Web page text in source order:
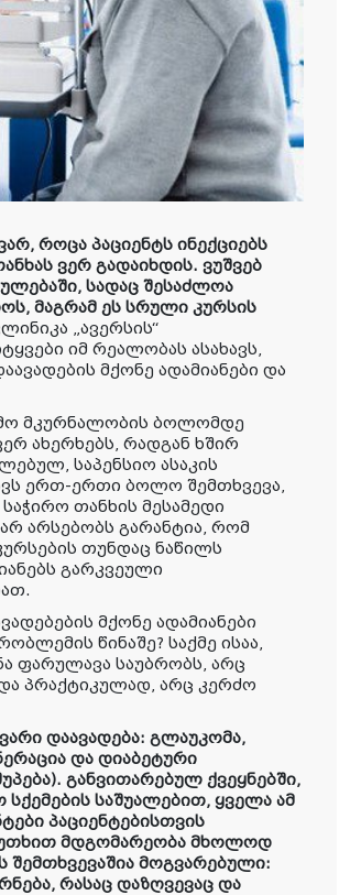
როცა პაციენტს ინექციებს
ვერ გადაიხდის. ვუშვებ
სადაც შესაძლოა
მაგრამ ეს სრული კურსის
„ავერსის“
იმ რეალობას ასახავს,
მქონე ადამიანები და
მკურნალობის ბოლომდე
ახერხებს, რადგან ხშირ
საპენსიო ასაკის
ერთ-ერთი ბოლო შემთხვევა,
თანხის მესამედი
არსებობს გარანტია, რომ
თუნდაც ნაწილს
გარკვეული
მქონე ადამიანები
წინაშე? საქმე ისაა,
ფარულავა საუბრობს, არც
პრაქტიკულად, არც კერძო
დაავადება: გლაუკომა,
და დიაბეტური
განვითარებულ ქვეყნებში,
საშუალებით, ყველა ამ
პაციენტებისთვის
მდგომარეობა მხოლოდ
მოგვარებული:
რასაც დაზღვევაც და